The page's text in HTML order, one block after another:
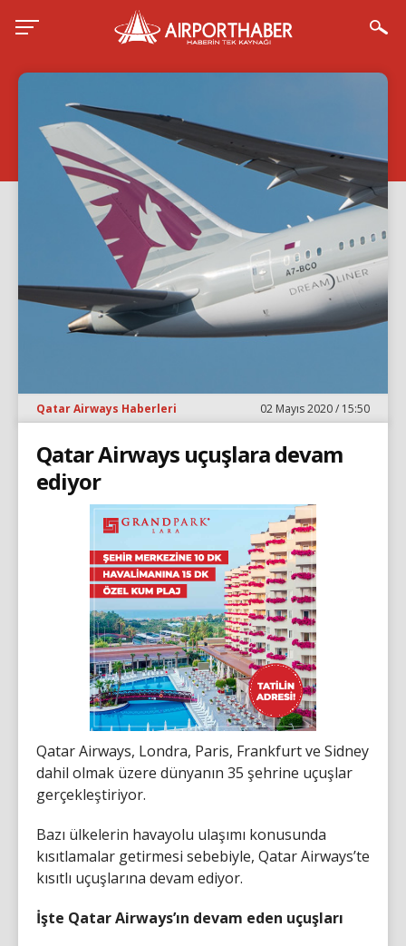
Qatar Airways Haberleri 02 Mayıs 2020 / 15:50
Qatar Airways uçuşlara devam
ediyor
Qatar Airways, Londra, Paris, Frankfurt ve Sidney
dahil olmak üzere dünyanın 35 şehrine uçuşlar
gerçekleştiriyor.
Bazı ülkelerin havayolu ulaşımı konusunda
kısıtlamalar getirmesi sebebiyle, Qatar Airways’te
kısıtlı uçuşlarına devam ediyor.
İşte Qatar Airways’ın devam eden uçuşları